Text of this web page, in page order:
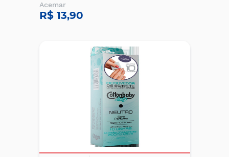
Acemar
R$ 13,90